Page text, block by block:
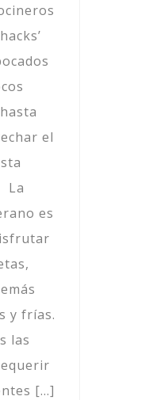
el
La
es
y frías.
las
[…]